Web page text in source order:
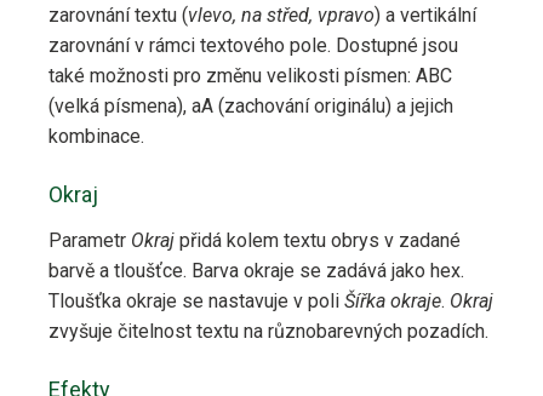
zarovnání textu (vlevo, na střed, vpravo) a vertikální
zarovnání v rámci textového pole. Dostupné jsou
také možnosti pro změnu velikosti písmen: ABC
(velká písmena), aA (zachování originálu) a jejich
kombinace.
Okraj
Parametr Okraj přidá kolem textu obrys v zadané
barvě a tloušťce. Barva okraje se zadává jako hex.
Tloušťka okraje se nastavuje v poli Šířka okraje. Okraj
zvyšuje čitelnost textu na různobarevných pozadích.
Efekty